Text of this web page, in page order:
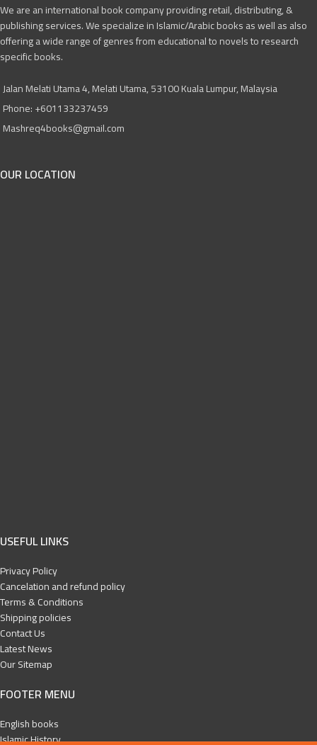
We are an international book company providing retail, distributing, &
publishing services. We specialize in Islamic/Arabic books as well as also
offering a wide range of genres from educational to novels to research
specific books.
Jalan Melati Utama 4, Melati Utama, 53100 Kuala Lumpur, Malaysia
Phone: +601133237459
Mashreq4books@gmail.com
OUR LOCATION
USEFUL LINKS
Privacy Policy
Cancelation and refund policy
Terms & Conditions
Shipping policies
Contact Us
Latest News
Our Sitemap
FOOTER MENU
English books
Islamic History